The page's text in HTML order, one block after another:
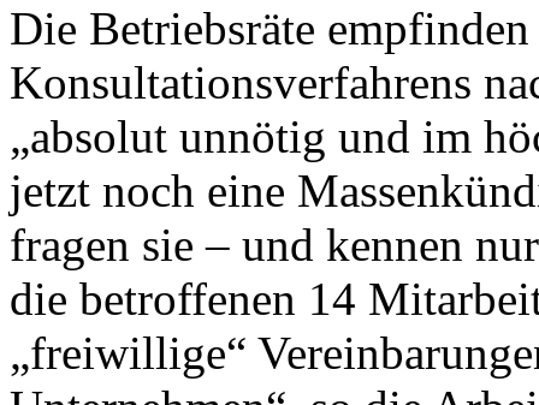
Die Betriebsräte
Konsultationsverfahrens
„absolut unnötig und im
jetzt noch eine
fragen sie – und kennen
die betroffenen 14
„freiwillige“